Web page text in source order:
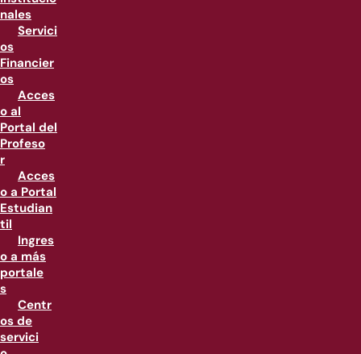
nales
Servici
os
Financier
os
Acces
o al
Portal del
Profeso
r
Acces
o a Portal
Estudian
til
Ingres
o a más
portale
s
Centr
os de
servici